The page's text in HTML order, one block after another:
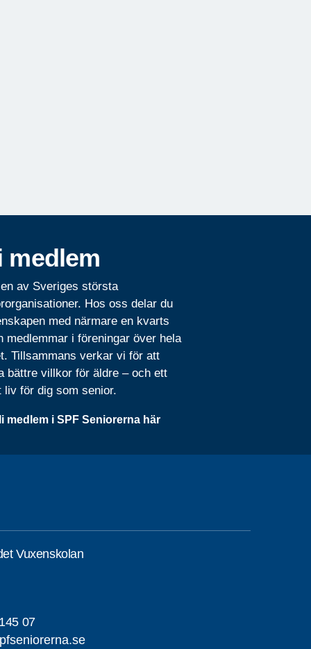
medlem
av Sveriges största
Hos oss delar du
med närmare en kvarts
medlemmar i föreningar över hela
Tillsammans verkar vi för att
bättre villkor för äldre – och ett
liv för dig som senior.
medlem i SPF Seniorerna här
Vuxenskolan
07